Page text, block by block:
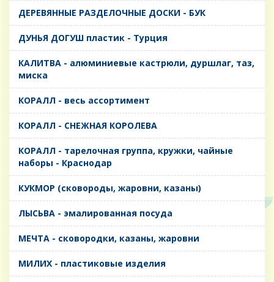
ДЕРЕВЯННЫЕ РАЗДЕЛОЧНЫЕ ДОСКИ - БУК
ДУНЬЯ ДОГУШ пластик - Турция
КАЛИТВА - алюминиевые кастрюли, дуршлаг, таз,
миска
КОРАЛЛ - весь ассортимент
КОРАЛЛ - СНЕЖНАЯ КОРОЛЕВА
КОРАЛЛ - тарелочная группа, кружки, чайные
наборы - Краснодар
КУКМОР (сковороды, жаровни, казаны)
ЛЫСЬВА - эмалированная посуда
МЕЧТА - сковородки, казаны, жаровни
МИЛИХ - пластиковые изделия